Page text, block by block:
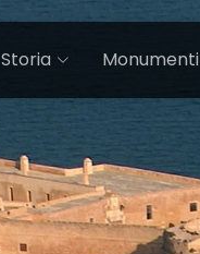
Storia Monumenti